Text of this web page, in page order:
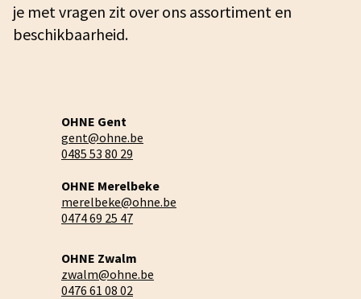
je met vragen zit over ons assortiment en
beschikbaarheid.
OHNE Gent
gent@ohne.be
0485 53 80 29
OHNE Merelbeke
merelbeke@ohne.be
0474 69 25 47
OHNE Zwalm
zwalm@ohne.be
0476 61 08 02